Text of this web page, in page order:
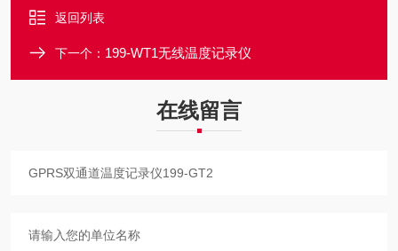
返回列表
下一个： 199-WT1无线温度记录仪
在线留言